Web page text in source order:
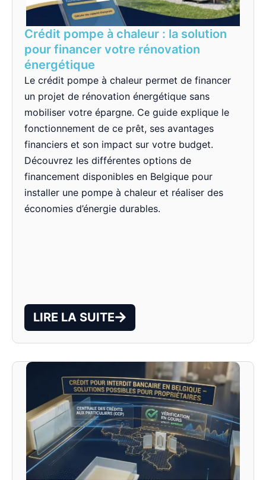
Crédit pompe à chaleur : la solution
pour financer votre rénovation
énergétique
Le crédit pompe à chaleur permet de financer
un projet de rénovation énergétique sans
mobiliser votre épargne. Ce guide explique le
fonctionnement de ce prêt, ses avantages
financiers et son impact sur votre budget.
Découvrez les différentes options de
financement disponibles en Belgique pour
installer une pompe à chaleur et réaliser des
économies d’énergie durables.
LIRE LA SUITE